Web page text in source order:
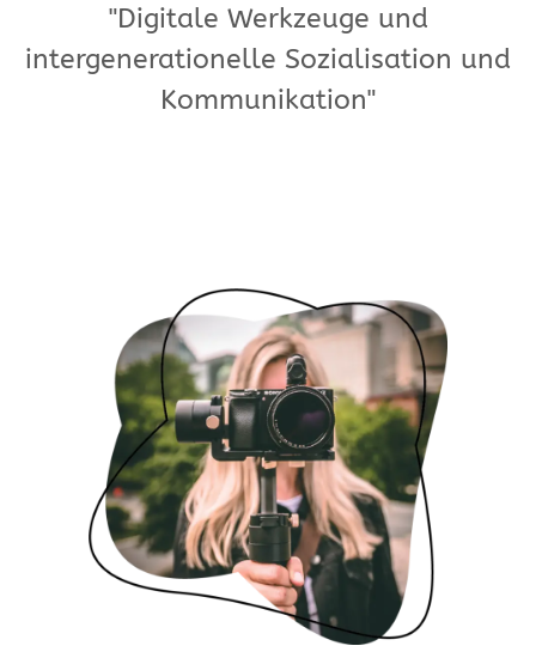
"Digitale Werkzeuge und
intergenerationelle Sozialisation und
Kommunikation"